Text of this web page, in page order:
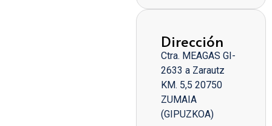
Dirección
Ctra. MEAGAS GI-
2633 a Zarautz
KM. 5,5 20750
ZUMAIA
(GIPUZKOA)